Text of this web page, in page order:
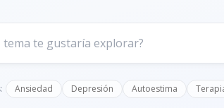
Ansiedad Depresión Autoestima